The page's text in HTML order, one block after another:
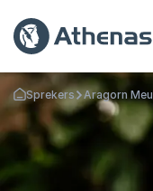
Terug naar de startpagina
Sprekers Aragorn